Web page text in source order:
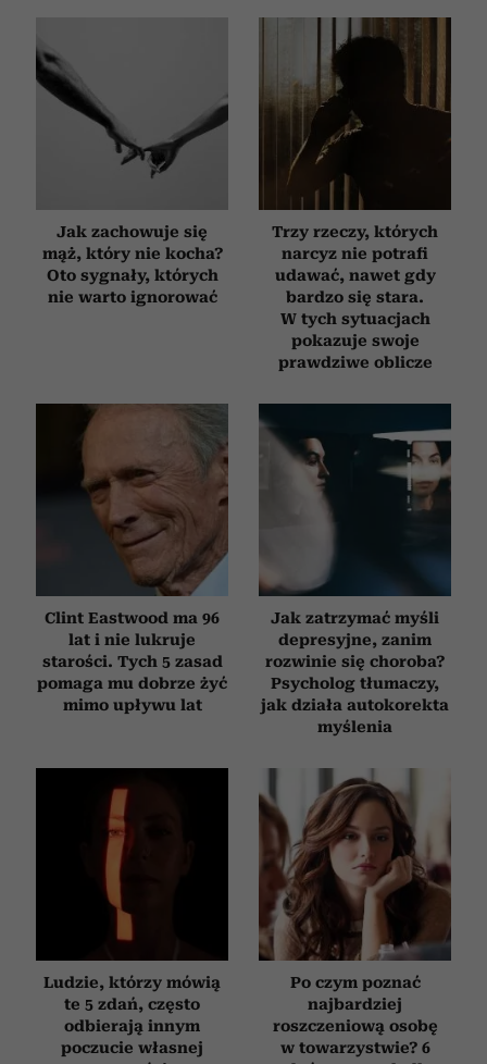
Jak zachowuje się
mąż, który nie kocha?
Oto sygnały, których
nie warto ignorować
Trzy rzeczy, których
narcyz nie potrafi
udawać, nawet gdy
bardzo się stara.
W tych sytuacjach
pokazuje swoje
prawdziwe oblicze
Clint Eastwood ma 96
lat i nie lukruje
starości. Tych 5 zasad
pomaga mu dobrze żyć
mimo upływu lat
Jak zatrzymać myśli
depresyjne, zanim
rozwinie się choroba?
Psycholog tłumaczy,
jak działa autokorekta
myślenia
Ludzie, którzy mówią
te 5 zdań, często
odbierają innym
poczucie własnej
Po czym poznać
najbardziej
roszczeniową osobę
w towarzystwie? 6